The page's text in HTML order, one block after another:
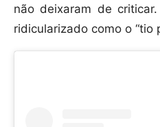
não deixaram de
ridicularizado como o “tio